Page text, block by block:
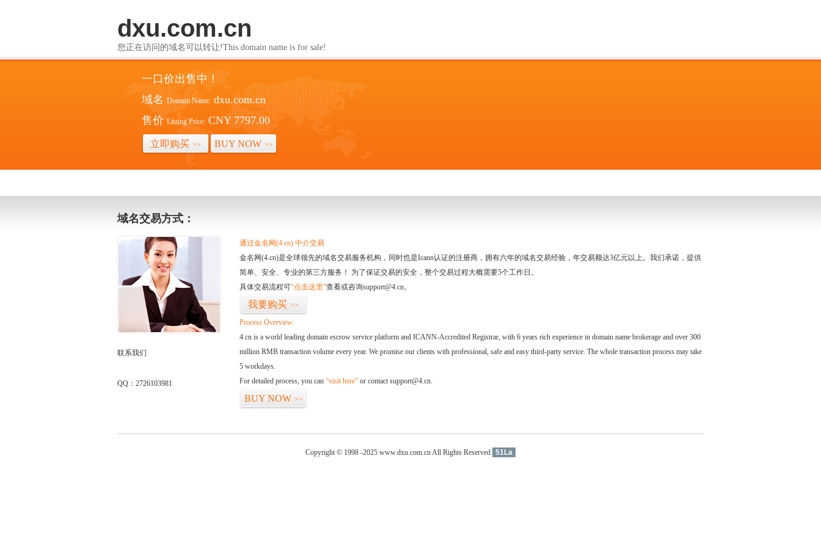
dxu.com.cn
您正在访问的域名可以转让!This domain name is for sale!
一口价出售中！
域名 Domain Name: dxu.com.cn
售价 Listing Price: CNY 7797.00
立即购买 >> BUY NOW >>
域名交易方式：
联系我们
QQ：2726103981
通过金名网(4.cn) 中介交易
金名网(4.cn)是全球领先的域名交易服务机构，同时也是Icann认证的注册商，拥有六年的域名交易经验，年交易额达3亿元以上。我们承诺，提供
简单、安全、专业的第三方服务！ 为了保证交易的安全，整个交易过程大概需要5个工作日。
具体交易流程可“点击这里”查看或咨询support@4.cn。
我要购买 >>
Process Overview:
4.cn is a world leading domain escrow service platform and ICANN-Accredited Registrar, with 6 years rich experience in domain name brokerage and over 300
million RMB transaction volume every year. We promise our clients with professional, safe and easy third-party service. The whole transaction process may take
5 workdays.
For detailed process, you can “visit here” or contact support@4.cn.
BUY NOW >>
Copyright © 1998 -2025 www.dxu.com.cn All Rights Reserved 51La